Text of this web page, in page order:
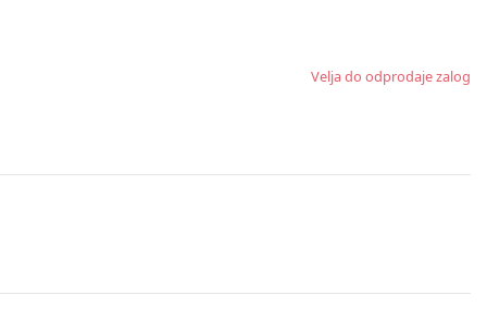
Velja do odprodaje zalog